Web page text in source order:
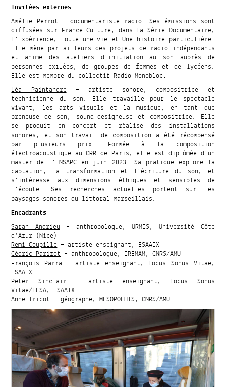
Invitées externes
Amélie Perrot – documentariste radio. Ses émissions sont
diffusées sur France Culture, dans La Série Documentaire,
L’Expérience, Toute une vie et Une histoire particulière.
Elle mène par ailleurs des projets de radio indépendants
et anime des ateliers d’initiation au son auprès de
personnes exilées, de groupes de femmes et de lycéens.
Elle est membre du collectif Radio Monobloc.
Léa Paintandre– artiste sonore, compositrice et
technicienne du son. Elle travaille pour le spectacle
vivant, les arts visuels et la musique, en tant que
preneuse de son, sound-designeuse et compositrice. Elle
se produit en concert et réalise des installations
sonores, et son travail de composition a été récompensé
par plusieurs prix. Formée à la composition
électroacoustique au CRR de Paris, elle est diplômée d’un
master de l’ENSAPC en juin 2023. Sa pratique explore la
captation, la transformation et l’écriture du son, et
s’intéresse aux dimensions éthiques et sensibles de
l’écoute. Ses recherches actuelles portent sur les
paysages sonores du littoral marseillais.
Encadrants
Sarah Andrieu– anthropologue, URMIS, Université Côte
d’Azur (Nice)
Remi Coupille– artiste enseignant, ESAAIX
Cédric Parizot– anthropologue, IREMAM, CNRS/AMU
François Parra – artiste enseignant, Locus Sonus Vitae,
ESAAIX
Peter Sinclair– artiste enseignant, Locus Sonus
Vitae/LESA, ESAAIX
Anne Tricot– géographe, MESOPOLHIS, CNRS/AMU